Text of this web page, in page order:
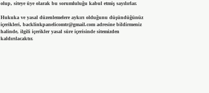
olup, siteye üye olarak bu sorumluluğu kabul etmiş sayılırlar.
Hukuka ve yasal düzenlemelere aykırı olduğunu düşündüğünüz
içerikleri, backlinkpanelicomtr@gmail.comadresine bildirmeniz
halinde, ilgili içerikler yasal süre içerisinde sitemizden
kaldırılacaktır.